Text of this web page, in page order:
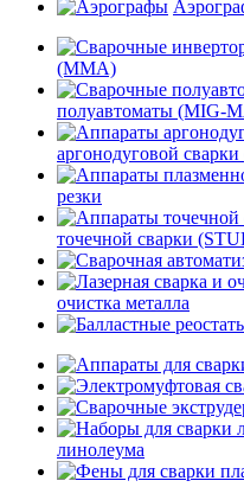
(MMA)
полуавтоматы (MIG-
аргонодуговой
резки
точечной сварки
очистка металла
линолеума